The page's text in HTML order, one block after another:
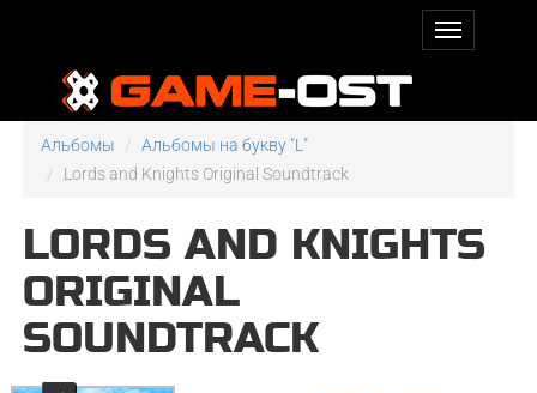
Альбомы
Альбомы на букву "L"
Lords and Knights Original Soundtrack
LORDS AND KNIGHTS
ORIGINAL
SOUNDTRACK